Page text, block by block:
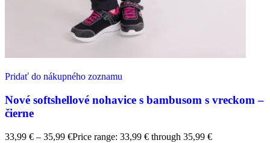
Pridať do nákupného zoznamu
Nové softshellové nohavice s bambusom s vreckom –
čierne
33,99 € – 35,99 €Price range: 33,99 € through 35,99 €